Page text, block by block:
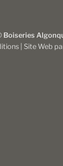
Boiseries
| Site Web